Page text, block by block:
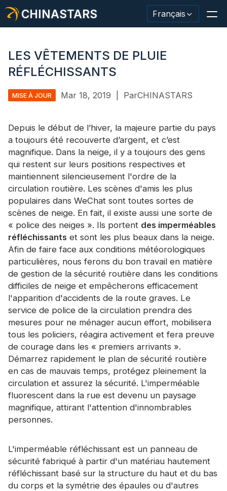
CHINASTARS Français
Vêtements de sécurité
Matériau qui brille dans le noir.
Garniture de lavage industriel
À propos de CHINASTARS
Nouveau produit
Certificat
Catalogue
Vidéo
Contact
LES VÊTEMENTS DE PLUIE
RÉFLÉCHISSANTS
MISE À JOUR Mar 18, 2019 ParCHINASTARS
Depuis le début de l’hiver, la majeure partie du pays
a toujours été recouverte d’argent, et c’est
magnifique. Dans la neige, il y a toujours des gens
qui restent sur leurs positions respectives et
maintiennent silencieusement l'ordre de la
circulation routière. Les scènes d'amis les plus
populaires dans WeChat sont toutes sortes de
scènes de neige. En fait, il existe aussi une sorte de
« police des neiges ». Ils portent des imperméables
réfléchissants et sont les plus beaux dans la neige.
Afin de faire face aux conditions météorologiques
particulières, nous ferons du bon travail en matière
de gestion de la sécurité routière dans les conditions
difficiles de neige et empêcherons efficacement
l'apparition d'accidents de la route graves. Le
service de police de la circulation prendra des
mesures pour ne ménager aucun effort, mobilisera
tous les policiers, réagira activement et fera preuve
de courage dans les « premiers arrivants ».
Démarrez rapidement le plan de sécurité routière
en cas de mauvais temps, protégez pleinement la
circulation et assurez la sécurité. L'imperméable
fluorescent dans la rue est devenu un paysage
magnifique, attirant l'attention d'innombrables
personnes.
L'imperméable réfléchissant est un panneau de
sécurité fabriqué à partir d'un matériau hautement
réfléchissant basé sur la structure du haut et du bas
du corps et la symétrie des épaules ou d'autres